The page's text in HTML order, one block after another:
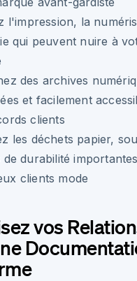
l'impression, la
qui peuvent nuire à
des archives
et facilement
clients
les déchets papier,
de durabilité
clients mode
vos